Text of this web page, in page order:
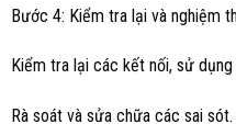
Bước 4: Kiểm tra lại và nghiệm
Kiểm tra lại các kết nối, sử
Rà soát và sửa chữa các sai sót.